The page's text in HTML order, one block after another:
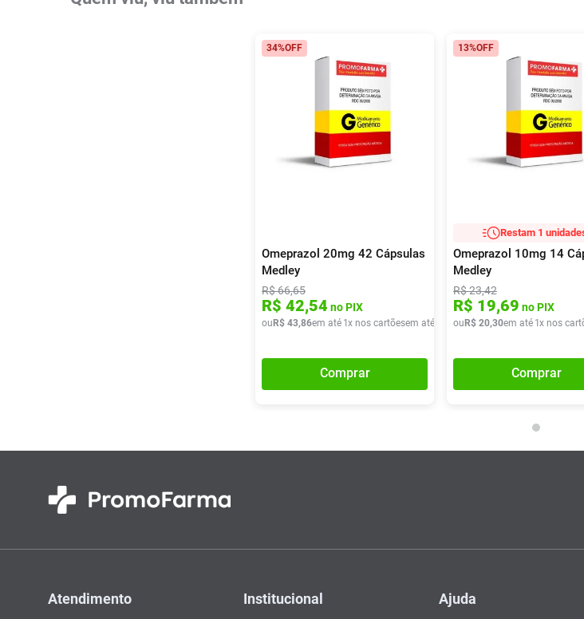
34%OFF
Omeprazol 20mg 42 Cápsulas
Medley
R$66,65
R$ 42,54 no PIX
ou R$ 43,86em até 1x nos cartõesem até x deR$ 43,86
Comprar
13%OFF
Restam 1
Omeprazol 10mg 14
Medley
R$23,42
R$ 19,69 no PIX
ou R$ 20,30em até 1x nos
Comprar
Atendimento Institucional Ajuda